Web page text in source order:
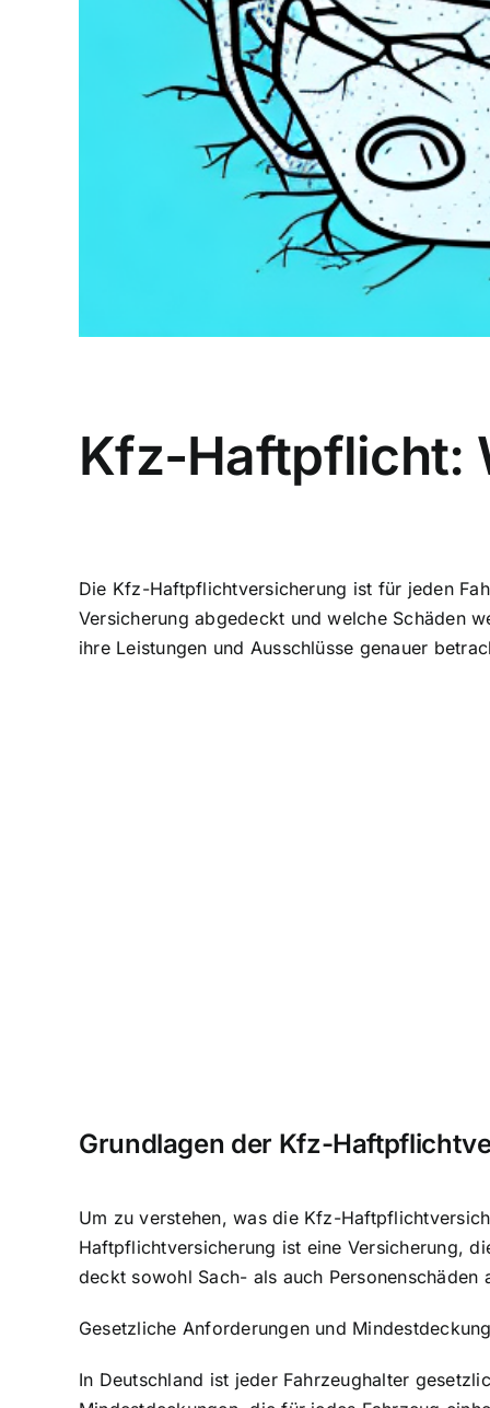
Kfz-Haftpflicht:
Die Kfz-Haftpflichtversicherung ist für jeden
Versicherung abgedeckt und welche Schäden
ihre Leistungen und Ausschlüsse genauer
Grundlagen der Kfz-
Um zu verstehen, was die Kfz-
Haftpflichtversicherung ist eine Versicherung,
deckt sowohl Sach- als auch Personenschäden
Gesetzliche Anforderungen und
In Deutschland ist jeder Fahrzeughalter